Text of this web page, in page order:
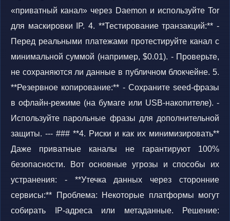
«приватный канал» через Daemon и используйте Tor
для маскировки IP. 4. **Тестирование транзакций:** -
Перед реальными платежами протестируйте канал с
минимальной суммой (например, $0.01). - Проверьте,
не сохраняются ли данные в публичном блокчейне. 5.
**Резервное копирование:** - Сохраните seed-фразы
в офлайн-режиме (на бумаге или USB-накопителе). -
Используйте парольные фразы для дополнительной
защиты. --- ### **4. Риски и как их минимизировать**
Даже приватные каналы не гарантируют 100%
безопасности. Вот основные угрозы и способы их
устранения: - **Утечка данных через сторонние
сервисы:** Проблема: Некоторые платформы могут
собирать IP-адреса или метаданные. Решение: